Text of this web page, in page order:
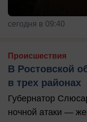
сегодня в 09:40
Происшествия
В Ростовской
в трех районах
Губернатор
ночной атаки —